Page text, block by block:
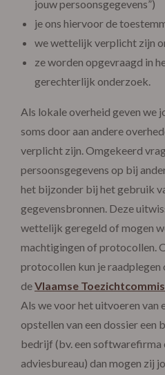
jouw persoonsgegevens”)
je ons hiervoor de
we wettelijk verplicht zijn
ze worden opgevraagd in
gerechterlijk onderzoek.
Als lokale overheid geven we
soms door aan andere
verplicht zijn. Omgekeerd
persoonsgegevens op bij
het bijzonder bij het gebruik
gegevensbronnen. Deze
wettelijk geregeld of mogen
machtigingen of protocollen.
protocollen kun je raadplegen
deVlaamse
Als we voor het uitvoeren van
opstellen van een dossier een
bedrijf (bv. een softwarefirma
adviesbureau) dan mogen zij